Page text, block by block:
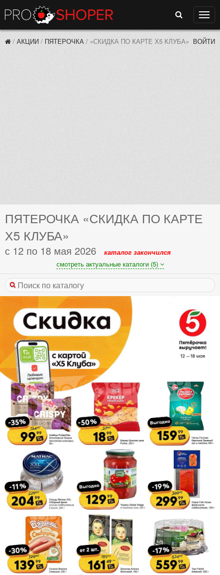
Поиск
/ АКЦИИ / ПЯТЕРОЧКА / «СКИДКА ПО КАРТЕ Х5 КЛУБА» ВОЙТИ
ПЯТЕРОЧКА «СКИДКА ПО КАРТЕ
Х5 КЛУБА»
с 12 по 18 мая 2026
каталог закончился
смотреть актуальные каталоги (5)